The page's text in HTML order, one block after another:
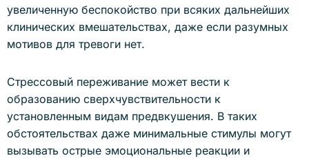
увеличенную беспокойство при всяких дальнейших
клинических вмешательствах, даже если разумных
мотивов для тревоги нет.
Стрессовый переживание может вести к
образованию сверхчувствительности к
установленным видам предвкушения. В таких
обстоятельствах даже минимальные стимулы могут
вызывать острые эмоциональные реакции и